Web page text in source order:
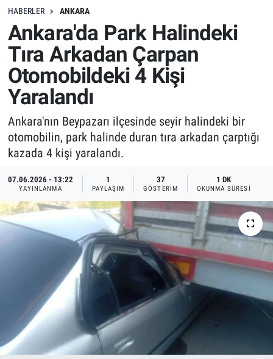
HABERLER ANKARA
Ankara'da Park Halindeki
Tıra Arkadan Çarpan
Otomobildeki 4 Kişi
Yaralandı
Ankara'nın Beypazarı ilçesinde seyir halindeki bir
otomobilin, park halinde duran tıra arkadan çarptığı
kazada 4 kişi yaralandı.
07.06.2026 - 13:22
YAYINLANMA
1
PAYLAŞIM
37
GÖSTERIM
1 DK
OKUNMA SÜRESI